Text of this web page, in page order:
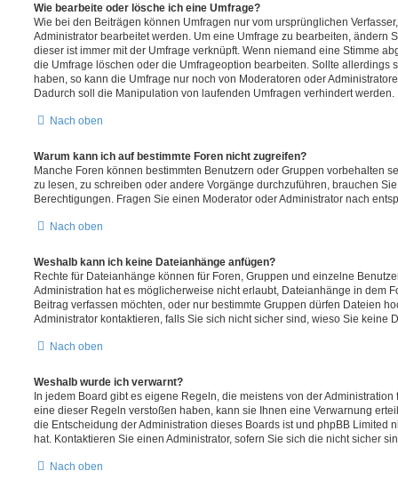
Wie bearbeite oder lösche ich eine Umfrage?
Wie bei den Beiträgen können Umfragen nur vom ursprünglichen
Administrator bearbeitet werden. Um eine Umfrage zu bearbeiten, ändern
dieser ist immer mit der Umfrage verknüpft. Wenn niemand eine Stimme
die Umfrage löschen oder die Umfrageoption bearbeiten. Sollte allerdings
haben, so kann die Umfrage nur noch von Moderatoren oder
Dadurch soll die Manipulation von laufenden Umfragen verhindert werden.
Nach oben
Warum kann ich auf bestimmte Foren nicht zugreifen?
Manche Foren können bestimmten Benutzern oder Gruppen vorbehalten
zu lesen, zu schreiben oder andere Vorgänge durchzuführen, brauchen
Berechtigungen. Fragen Sie einen Moderator oder Administrator nach
Nach oben
Weshalb kann ich keine Dateianhänge anfügen?
Rechte für Dateianhänge können für Foren, Gruppen und einzelne
Administration hat es möglicherweise nicht erlaubt, Dateianhänge in dem
Beitrag verfassen möchten, oder nur bestimmte Gruppen dürfen Dateien
Administrator kontaktieren, falls Sie sich nicht sicher sind, wieso Sie keine
Nach oben
Weshalb wurde ich verwarnt?
In jedem Board gibt es eigene Regeln, die meistens von der
eine dieser Regeln verstoßen haben, kann sie Ihnen eine Verwarnung
die Entscheidung der Administration dieses Boards ist und phpBB Limited
hat. Kontaktieren Sie einen Administrator, sofern Sie sich die nicht sicher
Nach oben